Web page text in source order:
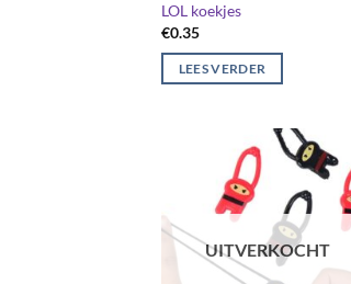
LOL koekjes
€0.35
LEES VERDER
UITVERKOCHT